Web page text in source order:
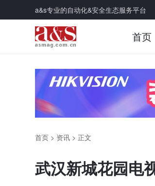
a&s专业的自动化&安全生态服务平台
首页
首页 > 资讯 > 正文
武汉新城花园电